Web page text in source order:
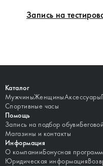
Запись на
Каталог
МужчиныЖенщиныАксессуары
Спортивные часы
Помощь
Запись на подбор обуви
Магазины и контакты
Информация
О компанииБонусная
Юридическая информация